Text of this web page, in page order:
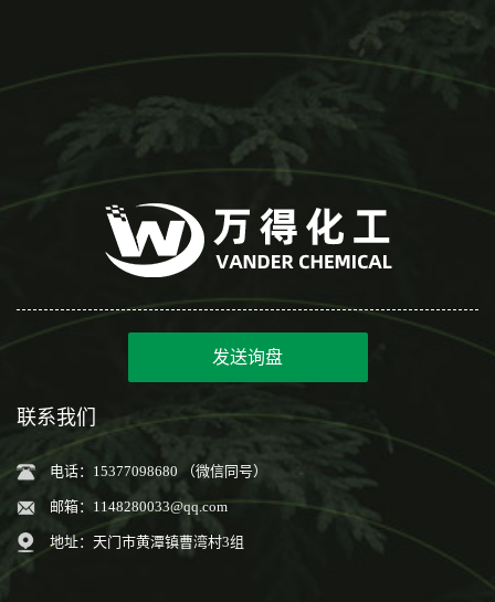
发送询盘
联系我们
电话：15377098680 （微信同号）
邮箱： 1148280033@qq.com
地址：天门市黄潭镇曹湾村3组